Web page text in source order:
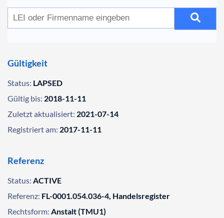
Gültigkeit
Status: LAPSED
Gültig bis: 2018-11-11
Zuletzt aktualisiert: 2021-07-14
Registriert am: 2017-11-11
Referenz
Status: ACTIVE
Referenz: FL-0001.054.036-4, Handelsregister
Rechtsform: Anstalt (TMU1)